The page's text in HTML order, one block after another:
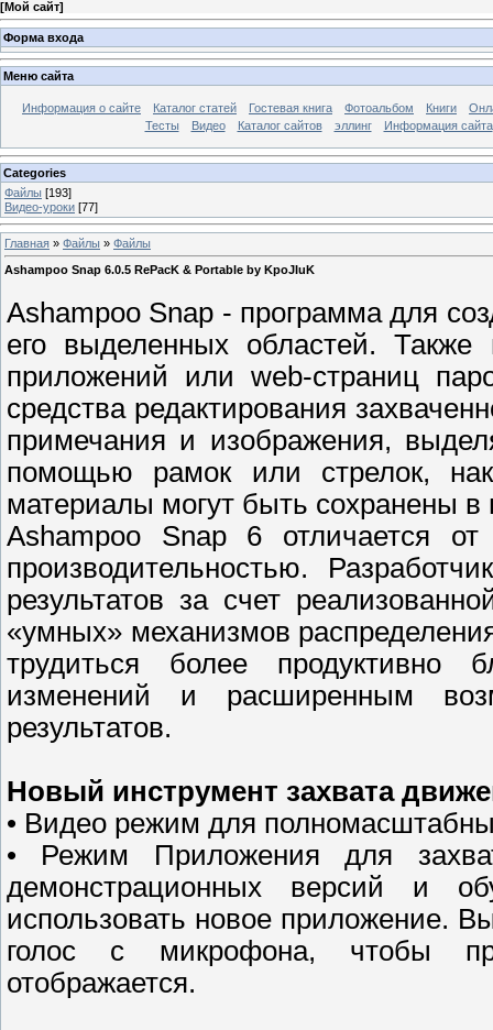
[Мой сайт]
Форма входа
Меню сайта
Информация о сайте Каталог статей Гостевая книга Фотоальбом Книги
Тесты
Видео Каталог сайтов эллинг Информация сайта
Categories
Файлы [193]
Видео-уроки [77]
Главная » Файлы » Файлы
Ashampoo Snap 6.0.5 RePacK & Portable by KpoJIuK
Ashampoo Snap - программа для
его выделенных областей.
приложений или web-страниц
средства редактирования
примечания и изображения,
помощью рамок или стрелок,
материалы могут быть сохранены
Ashampoo Snap 6 отличается
производительностью.
результатов за счет
«умных» механизмов
трудиться более продуктивно
изменений и расширенным
результатов.
Новый инструмент захвата
• Видео режим для
• Режим Приложения для
демонстрационных версий и
использовать новое приложение.
голос с микрофона, чтобы
отображается.